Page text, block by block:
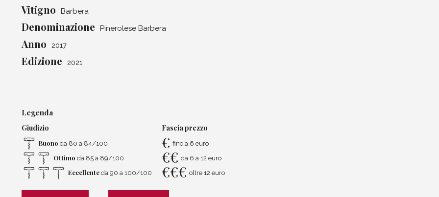
Vitigno Barbera
Denominazione Pinerolese Barbera
Anno 2017
Edizione 2021
Legenda
Giudizio
Buono da 80 a 84/100
Ottimo da 85 a 89/100
Eccellente da 90 a 100/100
Fascia prezzo
€ fino a 6 euro
€€ da 6 a 12 euro
€€€ oltre 12 euro